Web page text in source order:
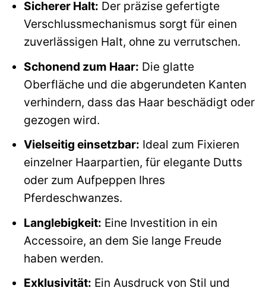
Sicherer Halt: Der präzise gefertigte
Verschlussmechanismus sorgt für einen
zuverlässigen Halt, ohne zu verrutschen.
Schonend zum Haar: Die glatte
Oberfläche und die abgerundeten Kanten
verhindern, dass das Haar beschädigt oder
gezogen wird.
Vielseitig einsetzbar: Ideal zum Fixieren
einzelner Haarpartien, für elegante Dutts
oder zum Aufpeppen Ihres
Pferdeschwanzes.
Langlebigkeit: Eine Investition in ein
Accessoire, an dem Sie lange Freude
haben werden.
Exklusivität: Ein Ausdruck von Stil und